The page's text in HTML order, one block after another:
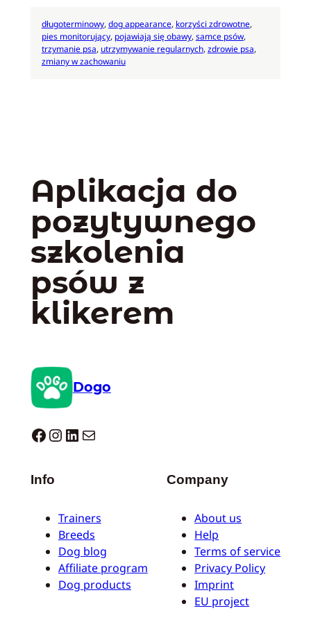
długoterminowy, dog appearance, korzyści zdrowotne
pies monitorujący, pojawiają się obawy, samce psów
trzymanie psa, utrzymywanie regularnych, zdrowie psa
zmiany w zachowaniu
Aplikacja do
pozytywnego
szkolenia
psów z
klikerem
Dogo
Dogo facebook InstagramLinkedIn Mail
Info
Trainers
Breeds
Dog blog
Affiliate program
Dog products
Company
About us
Help
Terms of service
Privacy Policy
Imprint
EU project